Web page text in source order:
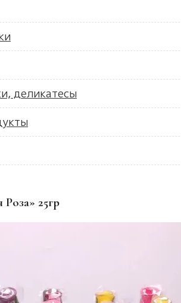
деликатесы
25гр